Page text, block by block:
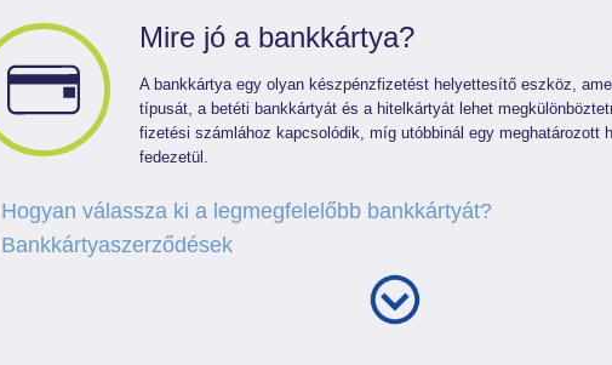
Mire jó a bankkártya?
A bankkártya egy olyan készpénzfizetést helyettesítő eszköz,
típusát, a betéti bankkártyát és a hitelkártyát lehet
fizetési számlához kapcsolódik, míg utóbbinál egy meghatározott
fedezetül.
Hogyan válassza ki a legmegfelelőbb bankkártyát?
Bankkártyaszerződések